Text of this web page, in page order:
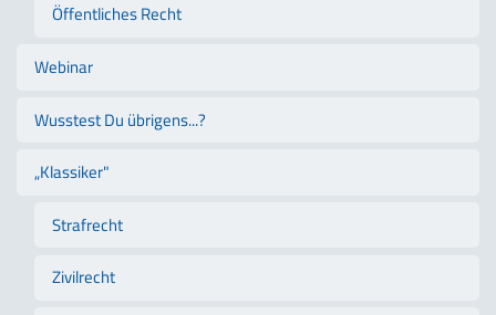
Öffentliches Recht
Webinar
Wusstest Du übrigens...?
„Klassiker"
Strafrecht
Zivilrecht